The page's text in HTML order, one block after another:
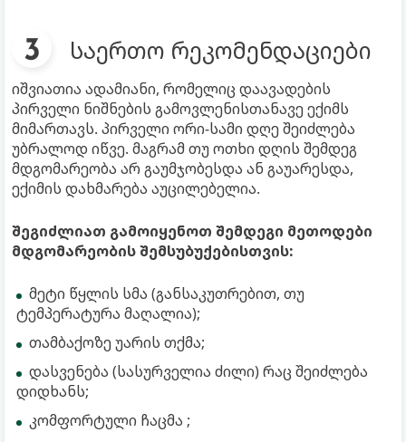
საერთო რეკომენდაციები
იშვიათია ადამიანი, რომელიც დაავადების
პირველი ნიშნების გამოვლენისთანავე ექიმს
მიმართავს. პირველი ორი-სამი დღე შეიძლება
უბრალოდ იწვე. მაგრამ თუ ოთხი დღის შემდეგ
მდგომარეობა არ გაუმჯობესდა ან გაუარესდა,
ექიმის დახმარება აუცილებელია.
შეგიძლიათ გამოიყენოთ შემდეგი მეთოდები
მდგომარეობის შემსუბუქებისთვის:
მეტი წყლის სმა (განსაკუთრებით, თუ
ტემპერატურა მაღალია);
თამბაქოზე უარის თქმა;
დასვენება (სასურველია ძილი) რაც შეიძლება
დიდხანს;
კომფორტული ჩაცმა ;